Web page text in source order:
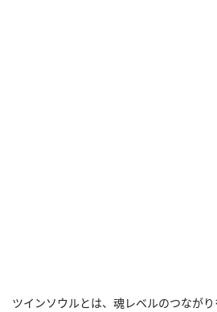
ツインソウルとは、魂レベルのつなが